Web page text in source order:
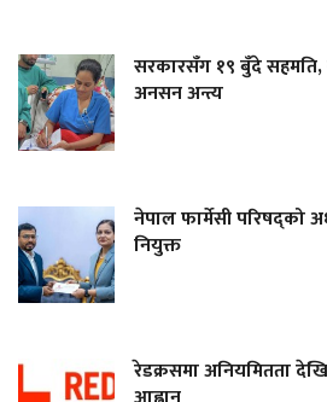
सरकारसँग १९ बुँदे सहमति,
अनसन अन्त्य
नेपाल फार्मेसी परिषद्को
नियुक्त
रेडक्रसमा अनियमितता